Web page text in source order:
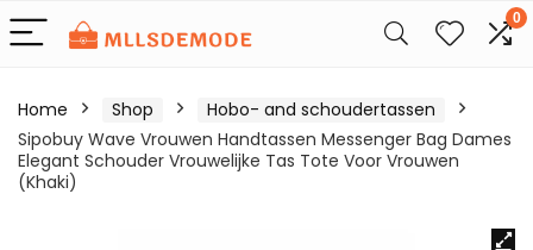
0
Home Shop
Hobo- and schoudertassen
Sipobuy Wave Vrouwen Handtassen Messenger Bag Dames
Elegant Schouder Vrouwelijke Tas Tote Voor Vrouwen
(Khaki)